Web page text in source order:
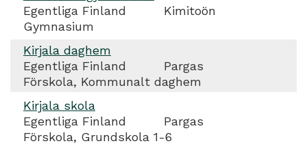
Egentliga Finland
Kimitoön
Gymnasium
Kirjala daghem
Egentliga Finland
Pargas
Förskola, Kommunalt daghem
Kirjala skola
Egentliga Finland
Pargas
Förskola, Grundskola 1-6